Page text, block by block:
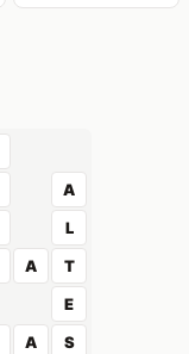
A
L
A
T
E
A
S